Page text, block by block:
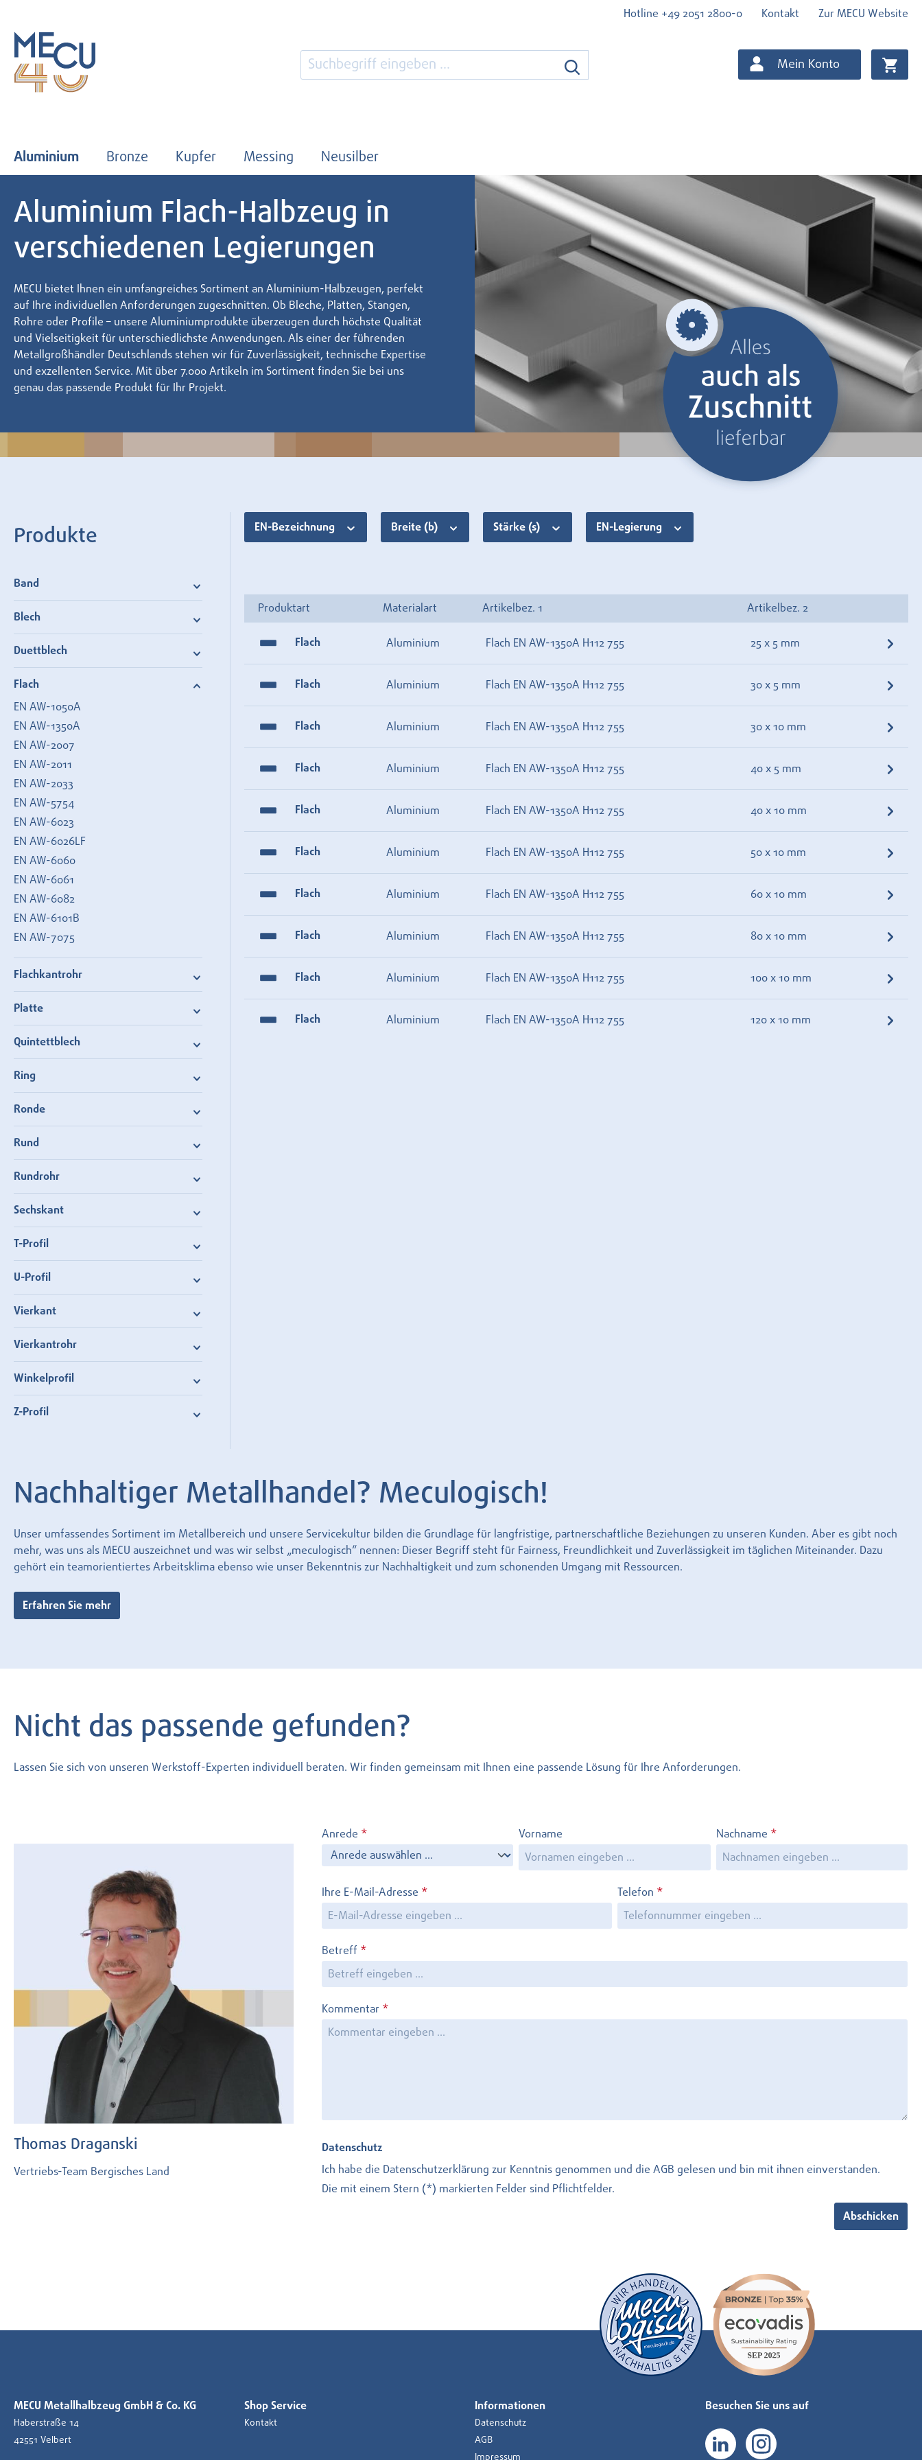
Hotline +49 2051 2800-0 Kontakt Zur MECU Website
Mein Konto
Aluminium Bronze Kupfer Messing Neusilber
Aluminium Flach-Halbzeug in
verschiedenen Legierungen
MECU bietet Ihnen ein umfangreiches Sortiment an Aluminium-Halbzeugen, perfekt
auf Ihre individuellen Anforderungen zugeschnitten. Ob Bleche, Platten, Stangen,
Rohre oder Profile – unsere Aluminiumprodukte überzeugen durch höchste Qualität
und Vielseitigkeit für unterschiedlichste Anwendungen. Als einer der führenden
Metallgroßhändler Deutschlands stehen wir für Zuverlässigkeit, technische Expertise
und exzellenten Service. Mit über 7.000 Artikeln im Sortiment finden Sie bei uns
genau das passende Produkt für Ihr Projekt.
Produkte
Band
Blech
Duettblech
Flach
EN AW-1050A
EN AW-1350A
EN AW-2007
EN AW-2011
EN AW-2033
EN AW-5754
EN AW-6023
EN AW-6026LF
EN AW-6060
EN AW-6061
EN AW-6082
EN AW-6101B
EN AW-7075
Flachkantrohr
Platte
Quintettblech
Ring
Ronde
Rund
Rundrohr
Sechskant
T-Profil
U-Profil
Vierkant
Vierkantrohr
Winkelprofil
Z-Profil
EN-Bezeichnung Breite (b) Stärke (s) EN-Legierung
Produktart Materialart Artikelbez. 1 Artikelbez. 2
Flach Aluminium Flach EN AW-1350A H112 755 25 x 5 mm
Flach Aluminium Flach EN AW-1350A H112 755 30 x 5 mm
Flach Aluminium Flach EN AW-1350A H112 755 30 x 10 mm
Flach Aluminium Flach EN AW-1350A H112 755 40 x 5 mm
Flach Aluminium Flach EN AW-1350A H112 755 40 x 10 mm
Flach Aluminium Flach EN AW-1350A H112 755 50 x 10 mm
Flach Aluminium Flach EN AW-1350A H112 755 60 x 10 mm
Flach Aluminium Flach EN AW-1350A H112 755 80 x 10 mm
Flach Aluminium Flach EN AW-1350A H112 755 100 x 10 mm
Flach Aluminium Flach EN AW-1350A H112 755 120 x 10 mm
Nachhaltiger Metallhandel? Meculogisch!
Unser umfassendes Sortiment im Metallbereich und unsere Servicekultur bilden die Grundlage für langfristige, partnerschaftliche Beziehungen zu unseren Kunden. Aber es gibt noch
mehr, was uns als MECU auszeichnet und was wir selbst „meculogisch“ nennen: Dieser Begriff steht für Fairness, Freundlichkeit und Zuverlässigkeit im täglichen Miteinander. Dazu
gehört ein teamorientiertes Arbeitsklima ebenso wie unser Bekenntnis zur Nachhaltigkeit und zum schonenden Umgang mit Ressourcen.
Erfahren Sie mehr
Nicht das passende gefunden?
Lassen Sie sich von unseren Werkstoff-Experten individuell beraten. Wir finden gemeinsam mit Ihnen eine passende Lösung für Ihre Anforderungen.
Thomas Draganski
Vertriebs-Team Bergisches Land
Anrede * Vorname Nachname *
Ihre E-Mail-Adresse * Telefon *
Betreff *
Kommentar *
Datenschutz
Ich habe die Datenschutzerklärung zur Kenntnis genommen und die AGB gelesen und bin mit ihnen einverstanden.
Die mit einem Stern (*) markierten Felder sind Pflichtfelder.
Abschicken
MECU Metallhalbzeug GmbH & Co. KG
Haberstraße 14
42551 Velbert
Shop Service
Kontakt
Informationen
Datenschutz
AGB
Impressum
Besuchen Sie uns auf